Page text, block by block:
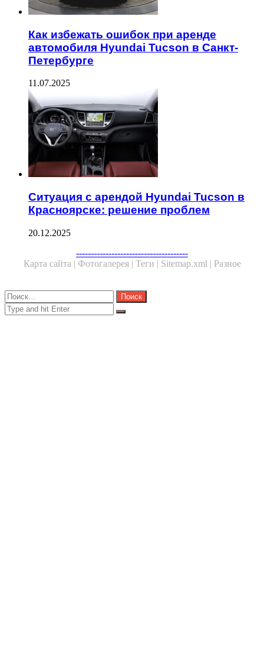
Как избежать ошибок при аренде
автомобиля Hyundai Tucson в Санкт-
Петербурге
11.07.2025
Ситуация с арендой Hyundai Tucson в
Красноярске: решение проблем
20.12.2025
--------------------------------------
Карта сайта | Фотогалерея | Теги | Sitemap.xml | Разное
Close
Найти:
Close
Search